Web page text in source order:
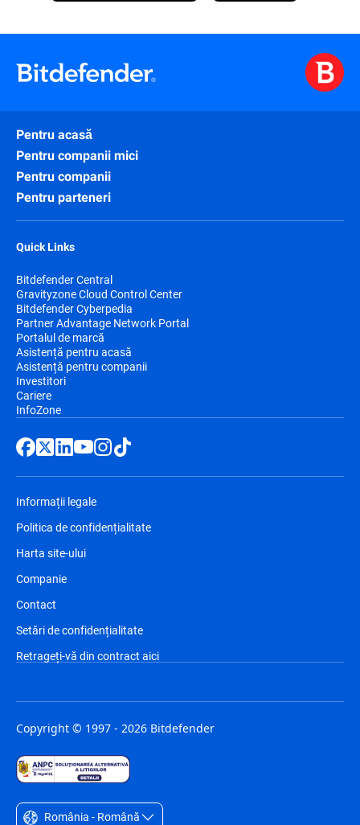
Pentru acasă
Pentru companii mici
Pentru companii
Pentru parteneri
Quick Links
Bitdefender Central
Gravityzone Cloud Control Center
Bitdefender Cyberpedia
Partner Advantage Network Portal
Portalul de marcă
Asistență pentru acasă
Asistență pentru companii
Investitori
Cariere
InfoZone
Informații legale
Politica de confidențialitate
Harta site-ului
Companie
Contact
Setări de confidențialitate
Retrageți-vă din contract aici
Copyright © 1997 - 2026 Bitdefender
România - Română